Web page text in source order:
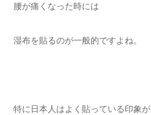
腰が痛くなった時には
湿布を貼るのが一般的ですよね。
特に日本人はよく貼っている印象が